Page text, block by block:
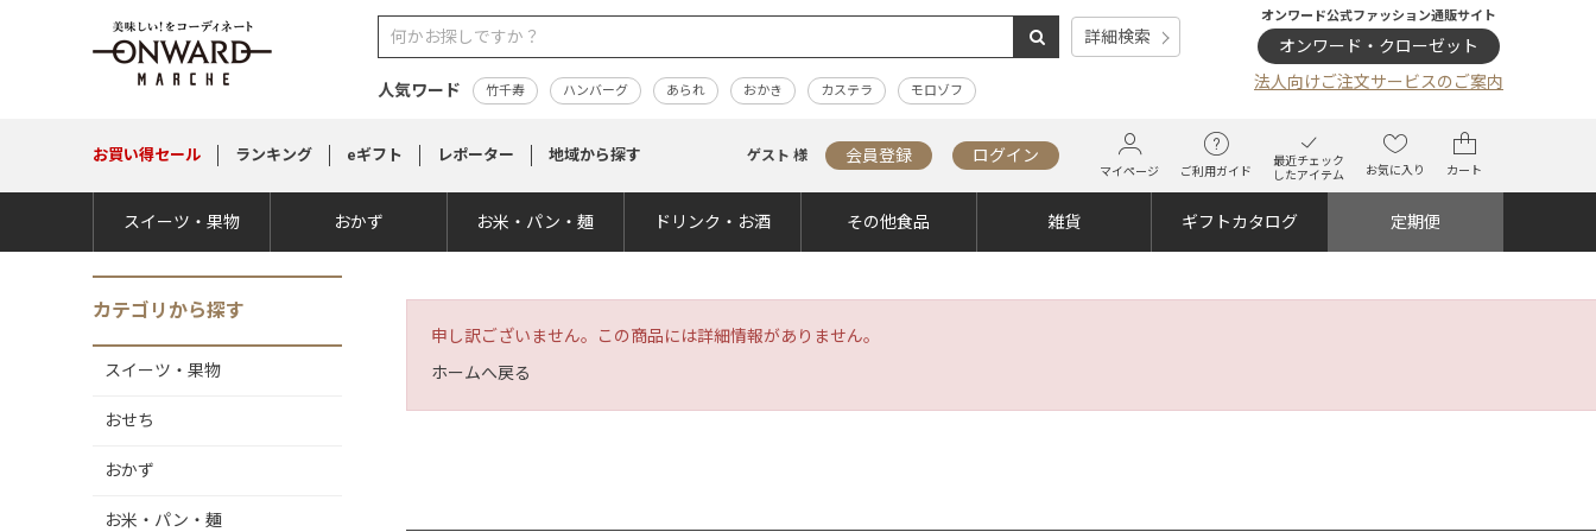
詳細検索
人気ワード 竹千寿 ハンバーグ あられ おかき カステラ モロゾフ
オンワード公式ファッション通販サイト
オンワード・クローゼット
法人向けご注文サービスのご案内
お買い得セール ランキング eギフト レポーター 地域から探す ゲスト 様 会員登録 ログイン
マイページ ご利用ガイド
最近チェック
したアイテム
お気に入り カート
スイーツ・果物 おかず お米・パン・麺 ドリンク・お酒 その他食品 雑貨 ギフトカタログ 定期便
カテゴリから探す
スイーツ・果物
おせち
おかず
お米・パン・麺
申し訳ございません。この商品には詳細情報がありません。
ホームへ戻る